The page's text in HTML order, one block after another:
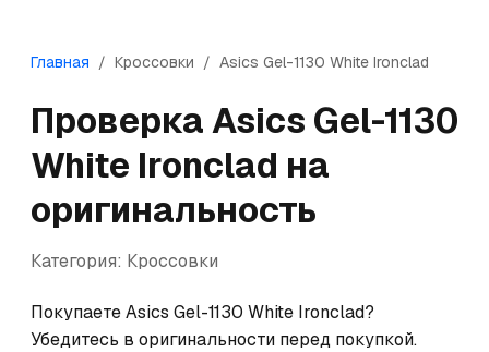
Главная / Кроссовки / Asics Gel-1130 White Ironclad
ПроверкаAsics Gel-1130
White Ironclad на
оригинальность
Категория: Кроссовки
Покупаете Asics Gel-1130 White Ironclad?
Убедитесь в оригинальности перед покупкой.